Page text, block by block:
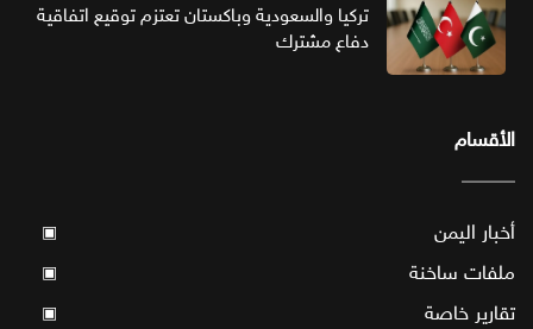
تركيا والسعودية وباكستان تعتزم توقيع اتفاقية
دفاع مشترك
الأقسام
أخبار اليمن ▣
ملفات ساخنة ▣
تقارير خاصة ▣